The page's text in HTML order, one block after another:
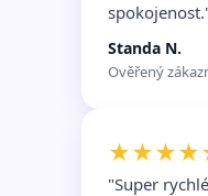
Standa N.
Ověřený
"Super